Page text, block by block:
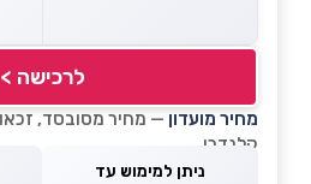
לרכישה >
מחיר מועדון
קלנדרי
ניתן למימוש עד